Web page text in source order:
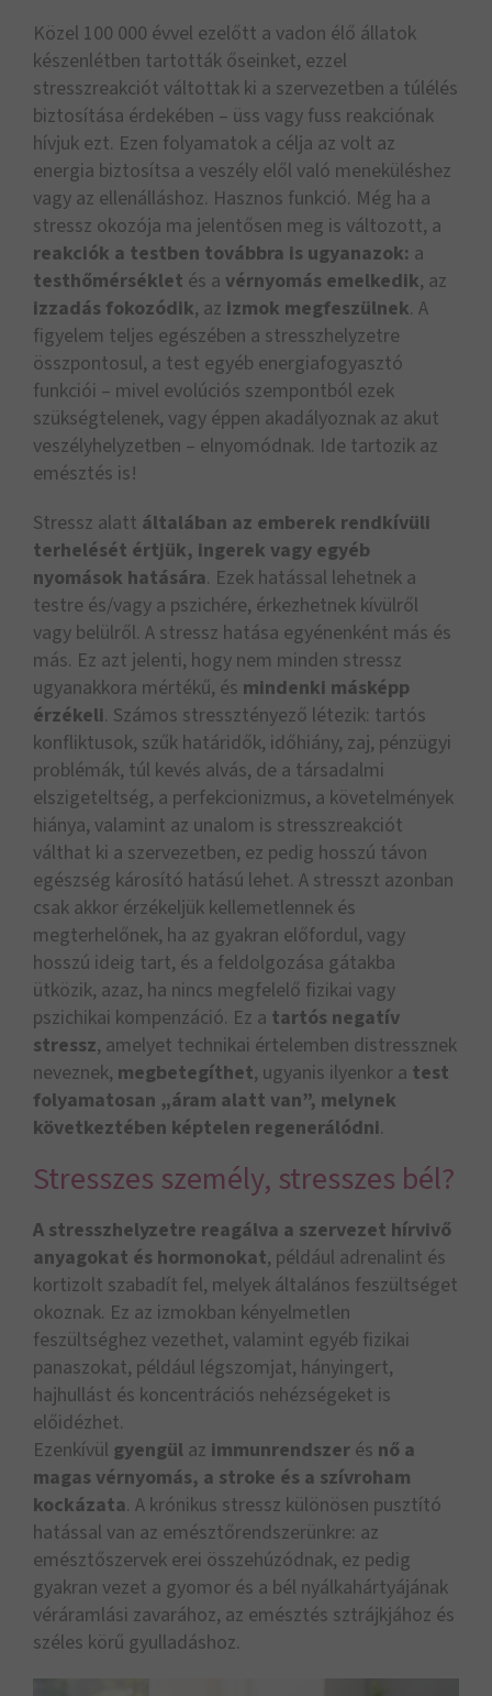
Közel 100 000 évvel ezelőtt a vadon élő állatok
készenlétben tartották őseinket, ezzel
stresszreakciót váltottak ki a szervezetben a túlélés
biztosítása érdekében – üss vagy fuss reakciónak
hívjuk ezt. Ezen folyamatok a célja az volt az
energia biztosítsa a veszély elől való meneküléshez
vagy az ellenálláshoz. Hasznos funkció. Még ha a
stressz okozója ma jelentősen meg is változott, a
reakciók a testben továbbra is ugyanazok: a
testhőmérséklet és a vérnyomás emelkedik, az
izzadás fokozódik, az izmok megfeszülnek. A
figyelem teljes egészében a stresszhelyzetre
összpontosul, a test egyéb energiafogyasztó
funkciói – mivel evolúciós szempontból ezek
szükségtelenek, vagy éppen akadályoznak az akut
veszélyhelyzetben – elnyomódnak. Ide tartozik az
emésztés is!
Stressz alatt általában az emberek rendkívüli
terhelését értjük, ingerek vagy egyéb
nyomások hatására. Ezek hatással lehetnek a
testre és/vagy a pszichére, érkezhetnek kívülről
vagy belülről. A stressz hatása egyénenként más és
más. Ez azt jelenti, hogy nem minden stressz
ugyanakkora mértékű, és mindenki másképp
érzékeli. Számos stressztényező létezik: tartós
konfliktusok, szűk határidők, időhiány, zaj, pénzügyi
problémák, túl kevés alvás, de a társadalmi
elszigeteltség, a perfekcionizmus, a követelmények
hiánya, valamint az unalom is stresszreakciót
válthat ki a szervezetben, ez pedig hosszú távon
egészség károsító hatású lehet. A stresszt azonban
csak akkor érzékeljük kellemetlennek és
megterhelőnek, ha az gyakran előfordul, vagy
hosszú ideig tart, és a feldolgozása gátakba
ütközik, azaz, ha nincs megfelelő fizikai vagy
pszichikai kompenzáció. Ez a tartós negatív
stressz, amelyet technikai értelemben distressznek
neveznek, megbetegíthet, ugyanis ilyenkor a test
folyamatosan „áram alatt van”, melynek
következtében képtelen regenerálódni.
Stresszes személy, stresszes bél?
A stresszhelyzetre reagálva a szervezet hírvivő
anyagokat és hormonokat, például adrenalint és
kortizolt szabadít fel, melyek általános feszültséget
okoznak. Ez az izmokban kényelmetlen
feszültséghez vezethet, valamint egyéb fizikai
panaszokat, például légszomjat, hányingert,
hajhullást és koncentrációs nehézségeket is
előidézhet.
Ezenkívül gyengül az immunrendszer és nő a
magas vérnyomás, a stroke és a szívroham
kockázata. A krónikus stressz különösen pusztító
hatással van az emésztőrendszerünkre: az
emésztőszervek erei összehúzódnak, ez pedig
gyakran vezet a gyomor és a bél nyálkahártyájának
véráramlási zavarához, az emésztés sztrájkjához és
széles körű gyulladáshoz.